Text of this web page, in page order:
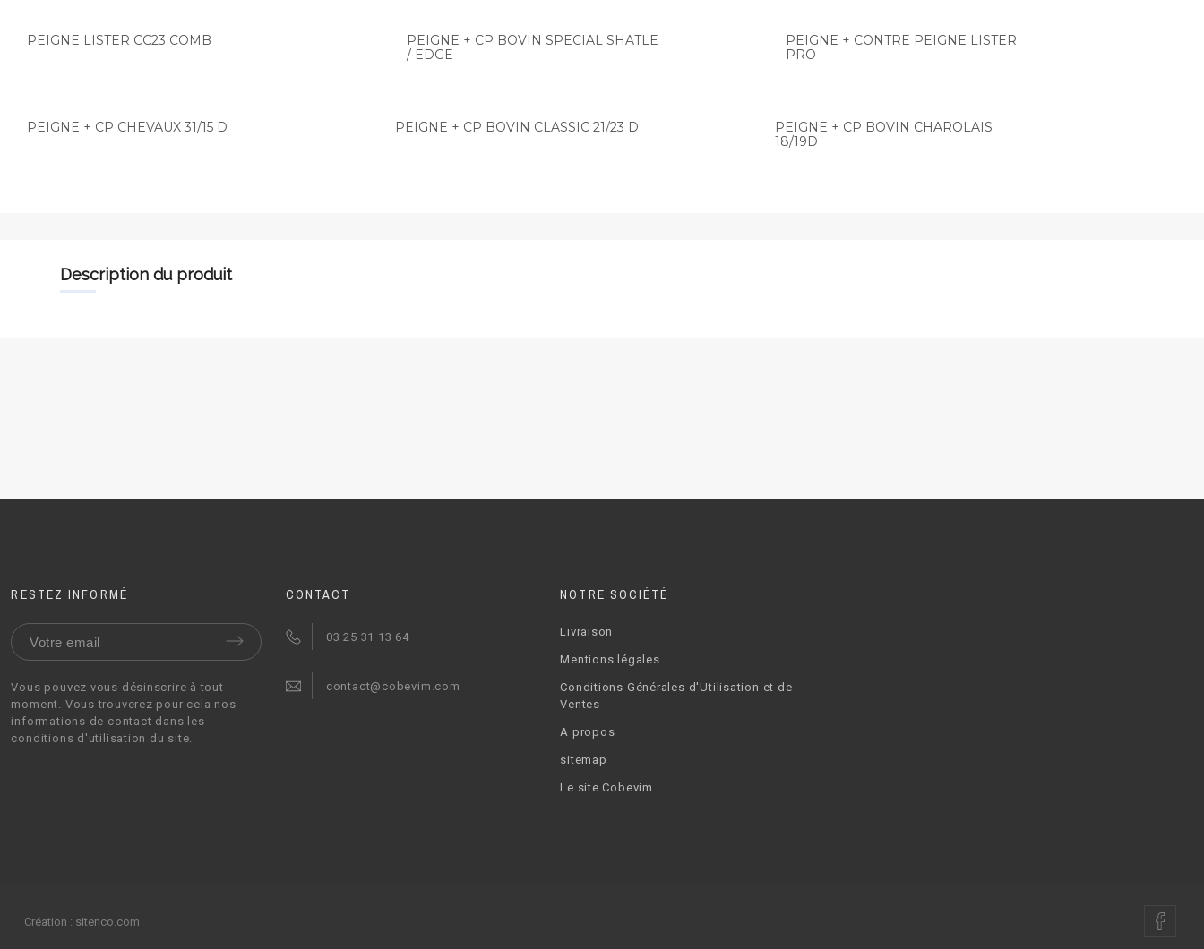
PEIGNE LISTER CC23 COMB
PEIGNE + CP BOVIN SPECIAL SHATLE
/ EDGE
PEIGNE + CONTRE PEIGNE LISTER
PRO
PEIGNE + CP CHEVAUX 31/15 D PEIGNE + CP BOVIN CLASSIC 21/23 D
PEIGNE + CP BOVIN CHAROLAIS
18/19D
description du produit
RESTEZ INFORMÉ
Vous pouvez vous désinscrire à tout
moment. Vous trouverez pour cela nos
informations de contact dans les
conditions d'utilisation du site.
CONTACT
03 25 31 13 64
contact@cobevim.com
NOTRE SOCIÉTÉ
Livraison
Mentions légales
Conditions Générales d'Utilisation et de
Ventes
A propos
sitemap
Le site Cobevim
Création : sitenco.com